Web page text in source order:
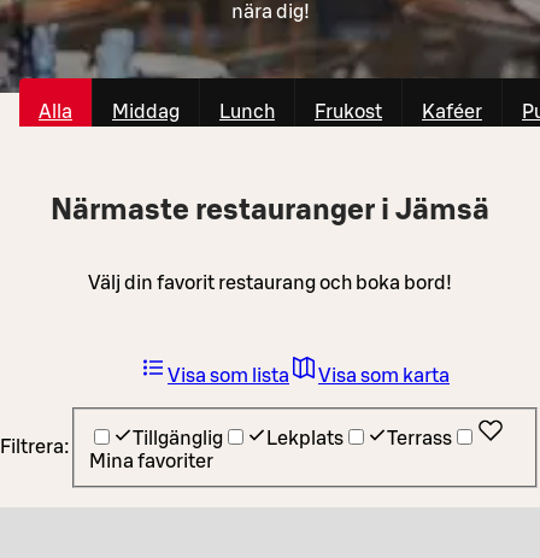
nära dig!
Alla Middag Lunch Frukost Kaféer
Närmaste restauranger i Jämsä
Välj din favorit restaurang och boka bord!
Filtrera: Tillgänglig Lekplats
Terrass
Mina favoriter
Visa som lista Visa som karta